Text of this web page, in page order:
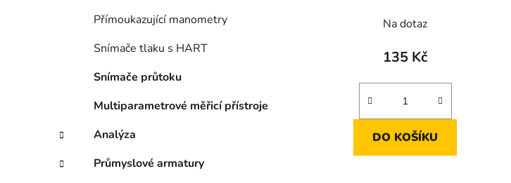
Přímoukazující manometry
Snímače tlaku s HART
Snímače průtoku
Multiparametrové měřicí přístroje
Analýza
Průmyslové armatury
Na dotaz
135 Kč
DO KOŠÍKU